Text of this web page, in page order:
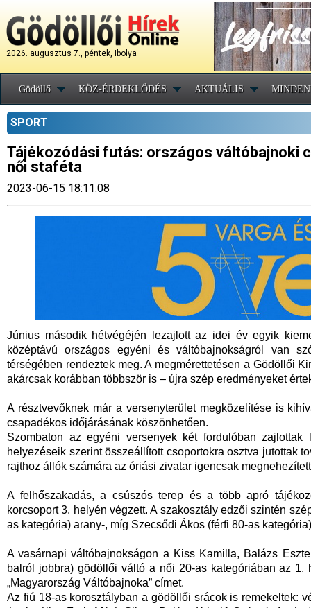
2026. augusztus 7., péntek, Ibolya
Gödöllő KÖZ-ÉRDEKLŐDÉS AKTUÁLIS
SPORT
Tájékozódási futás: országos váltóbajnoki
női staféta
2023-06-15 18:11:08
Június második hétvégéjén lezajlott az idei év egyik
középtávú országos egyéni és váltóbajnokságról van
térségében rendeztek meg. A megmérettetésen a Gödöllői
akárcsak korábban többször is – újra szép eredményeket
A résztvevőknek már a versenyterület megközelítése is
csapadékos időjárásának köszönhetően.
Szombaton az egyéni versenyek két fordulóban
helyezéseik szerint összeállított csoportokra osztva jutottak
rajthoz állók számára az óriási zivatar igencsak
A felhőszakadás, a csúszós terep és a több apró
korcsoport 3. helyén végzett. A szakosztály edzői szintén
as kategória) arany-, míg Szecsődi Ákos (férfi 80-as
A vasárnapi váltóbajnokságon a Kiss Kamilla, Balázs
balról jobbra) gödöllői váltó a női 20-as kategóriában az 1.
„Magyarország Váltóbajnoka” címet.
Az fiú 18-as korosztályban a gödöllői srácok is remekeltek: